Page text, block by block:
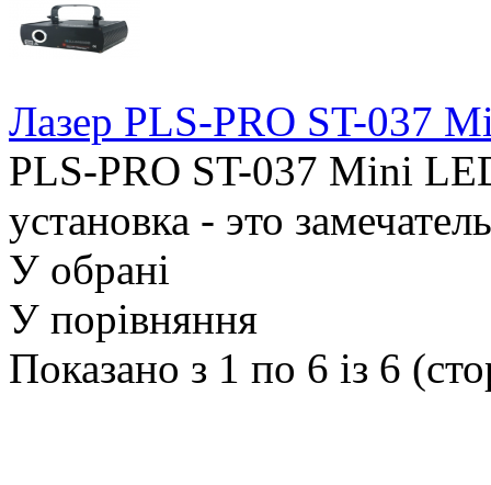
Лазер PLS-PRO ST-037
PLS-PRO ST-037 Mini
установка - это
У обрані
У порівняння
Показано з 1 по 6 із 6